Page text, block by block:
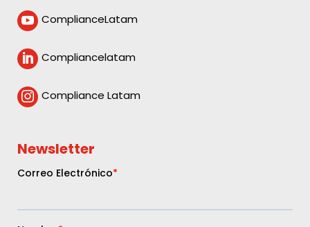
 ComplianceLatam
 Compliancelatam
 Compliance Latam
Newsletter